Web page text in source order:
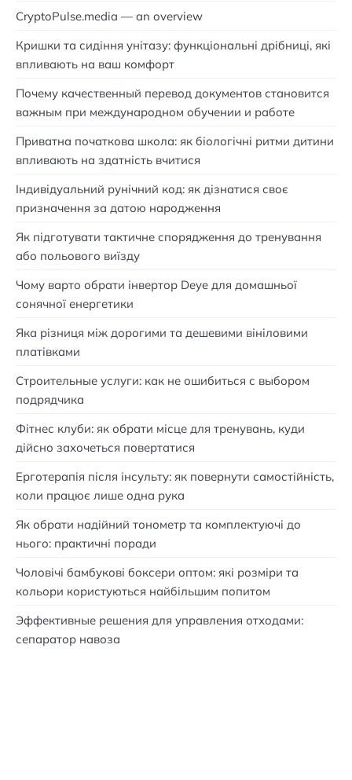
CryptoPulse.media — an overview
Кришки та сидіння унітазу: функціональні дрібниці, які
впливають на ваш комфорт
Почему качественный перевод документов становится
важным при международном обучении и работе
Приватна початкова школа: як біологічні ритми дитини
впливають на здатність вчитися
Індивідуальний рунічний код: як дізнатися своє
призначення за датою народження
Як підготувати тактичне спорядження до тренування
або польового виїзду
Чому варто обрати інвертор Deye для домашньої
сонячної енергетики
Яка різниця між дорогими та дешевими вініловими
платівками
Строительные услуги: как не ошибиться с выбором
подрядчика
Фітнес клуби: як обрати місце для тренувань, куди
дійсно захочеться повертатися
Ерготерапія після інсульту: як повернути самостійність,
коли працює лише одна рука
Як обрати надійний тонометр та комплектуючі до
нього: практичні поради
Чоловічі бамбукові боксери оптом: які розміри та
кольори користуються найбільшим попитом
Эффективные решения для управления отходами:
сепаратор навоза